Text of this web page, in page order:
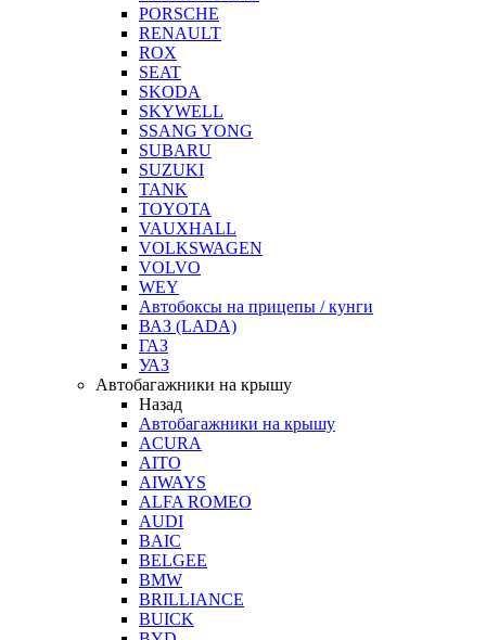
PORSCHE
RENAULT
ROX
SEAT
SKODA
SKYWELL
SSANG YONG
SUBARU
SUZUKI
TANK
TOYOTA
VAUXHALL
VOLKSWAGEN
VOLVO
WEY
Автобоксы на прицепы / кунги
ВАЗ (LADA)
ГАЗ
УАЗ
Автобагажники на крышу
Назад
Автобагажники на крышу
ACURA
AITO
AIWAYS
ALFA ROMEO
AUDI
BAIC
BELGEE
BMW
BRILLIANCE
BUICK